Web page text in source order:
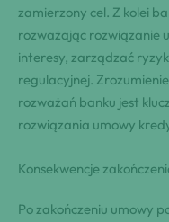
zamierzony cel. Z kolei
rozważając rozwiązanie
interesy, zarządzać
regulacyjnej.
rozważań banku jest
rozwiązania umowy
Konsekwencje
Po zakończeniu umowy